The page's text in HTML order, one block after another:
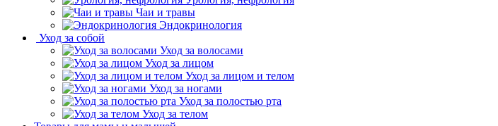
Чаи и травы
Эндокринология
Уход за собой
Уход за волосами
Уход за лицом
Уход за лицом и телом
Уход за ногами
Уход за полостью рта
Уход за телом